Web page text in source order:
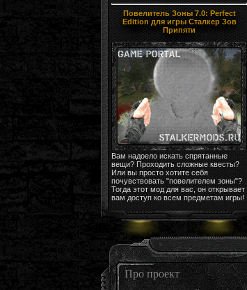
Повелитель Зоны 7.0: Perfect
Edition для игры Сталкер Зов
Припяти
Вам надоело искать спрятанные
вещи? Проходить сложные квесты?
Или вы просто хотите себя
почувствовать "повелителем зоны"?
Тогда этот мод для вас, он открывает
вам доступ ко всем предметам игры!
Про проект